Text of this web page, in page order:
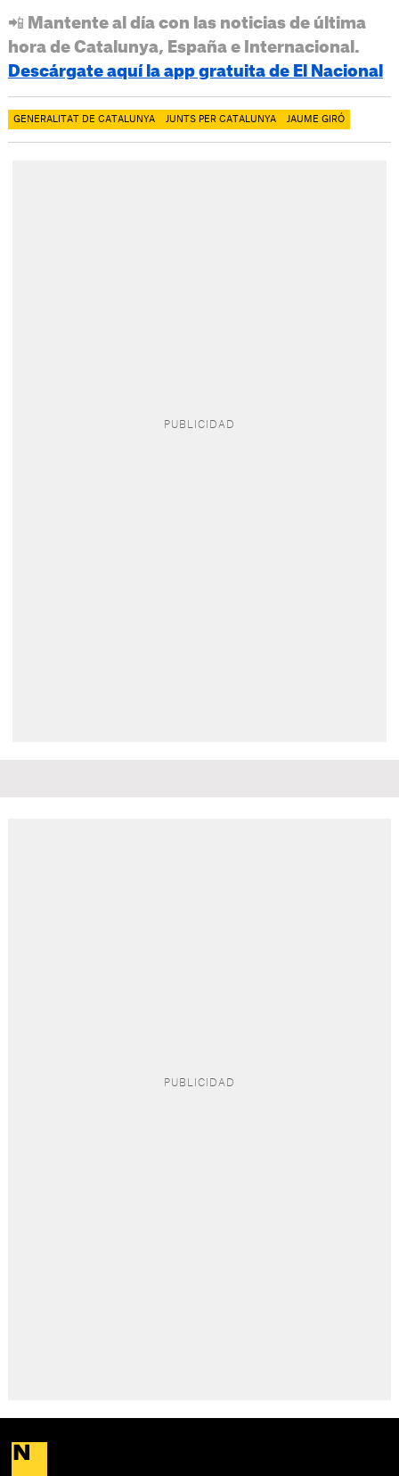
📲 Mantente al día con las noticias de última
hora de Catalunya, España e Internacional.
Descárgate aquí la app gratuita de El Nacional
GENERALITAT DE CATALUNYA JUNTS PER CATALUNYA JAUME GIRÓ